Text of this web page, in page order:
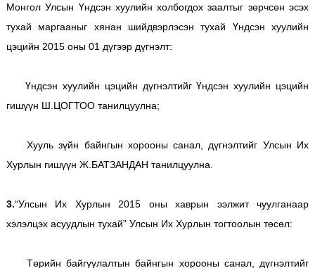
Монгол Улсын Үндсэн хуулийн холбогдох заалтыг зөрчсөн эсэх
тухай маргааныг хянан шийдвэрлэсэн тухай Үндсэн хуулийн
цэцийн 2015 оны 01 дүгээр дүгнэлт:
Үндсэн хуулийн цэцийн дүгнэлтийг Үндсэн хуулийн цэцийн
гишүүн Ш.ЦОГТОО танилцуулна;
Хууль зүйн байнгын хорооны санал, дүгнэлтийг Улсын Их
Хурлын гишүүн Ж.БАТЗАНДАН танилцуулна.
3.“Улсын Их Хурлын 2015 оны хаврын ээлжит чуулганаар
хэлэлцэх асуудлын тухай” Улсын Их Хурлын тогтоолын төсөл:
Төрийн байгуулалтын байнгын хорооны санал, дүгнэлтийг